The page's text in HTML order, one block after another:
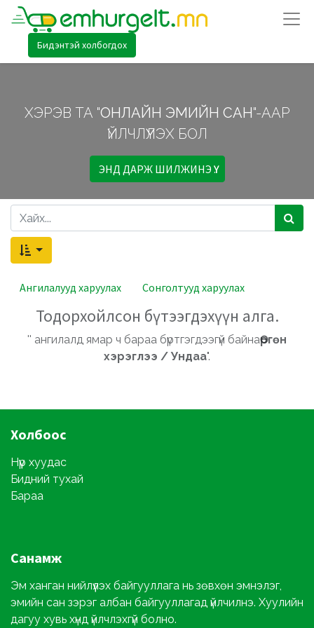
Бидэнтэй холбогдох
ХЭРЭВ ТА "ОНЛАЙН ЭМИЙН САН"-ААР
ҮЙЛЧЛҮҮЛЭХ БОЛ
ЭНД ДАРЖ ШИЛЖИНЭ ҮҮ.
Ангилалууд харуулах Сонголтууд харуулах
Тодорхойлсон бүтээгдэхүүн алга.
'' ангилалд ямар ч бараа бүртгэгдээгүй байнаӨргөн
хэрэглээ / Ундаа".
Холбоос
Нүүр хуудас
Бидний тухай
Бараа
Санамж
Эм ханган нийлүүлэх байгууллага нь зөвхөн эмнэлэг,
эмийн сан зэрэг албан байгууллагад үйлчилнэ. Хуулийн
дагуу хувь хүнд үйлчлэхгүй болно.